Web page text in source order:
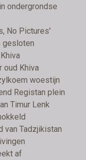
ondergrondse
No Pictures'
gesloten
oud Khiva
woestijn
Registan plein
Timur Lenk
van Tadzjikistan
af